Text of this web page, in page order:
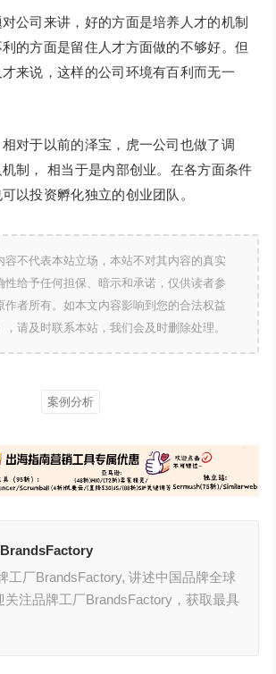
公司来讲，好的方面是培养人才的机制
的方面是留住人才方面做的不够好。但
来说，这样的公司环境有百利而无一
对于以前的泽宝，虎一公司也做了调
制， 相当于是内部创业。在各方面条件
以投资孵化独立的创业团队。
容不代表本站立场，本站不对其内容的真实
性给予任何担保、暗示和承诺，仅供读者参
作者所有。如本文内容影响到您的合法权益
，请及时联系本站，我们会及时删除处理。
案例分析
工厂BrandsFactory, 讲述中国品牌全球
关注品牌工厂BrandsFactory，获取最具